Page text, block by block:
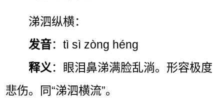
涕泗纵横：
发音：tì sì zòng héng
释义 ：眼泪鼻涕满脸乱淌。形容极度
悲伤。同“涕泗横流”。